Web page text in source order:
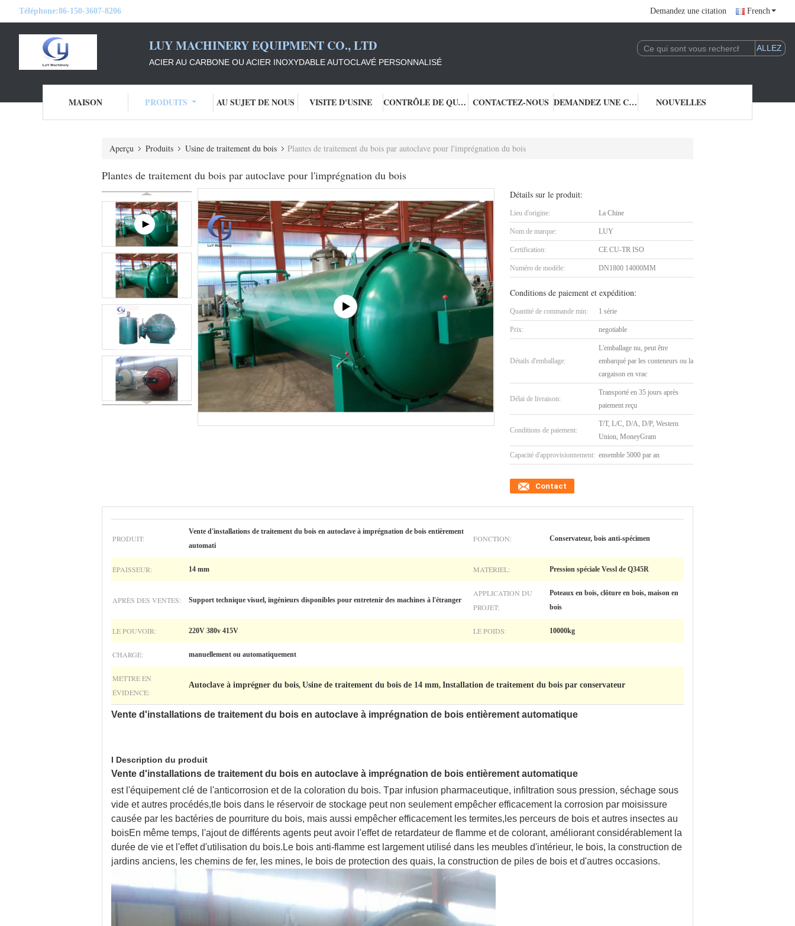
Téléphone:86-150-3607-8206 Demandez une citation French
LUY MACHINERY EQUIPMENT CO., LTD
ACIER AU CARBONE OU ACIER INOXYDABLE AUTOCLAVÉ PERSONNALISÉ
MAISON PRODUITS AU SUJET DE NOUS VISITE D'USINE CONTRÔLE DE QUALITÉ CONTACTEZ-NOUS DEMANDEZ UNE CITATION NOUVELLES
Aperçu Produits Usine de traitement du bois Plantes de traitement du bois par autoclave pour l'imprégnation du bois
Plantes de traitement du bois par autoclave pour l'imprégnation du bois
Détails sur le produit:
Lieu d'origine: La Chine
Nom de marque: LUY
Certification: CE CU-TR ISO
Numéro de modèle: DN1800 14000MM
Conditions de paiement et expédition:
Quantité de commande min: 1 série
Prix: negotiable
Détails d'emballage:
L'emballage nu, peut être
embarqué par les conteneurs ou la
cargaison en vrac
Délai de livraison:
Transporté en 35 jours après
paiement reçu
Conditions de paiement:
T/T, L/C, D/A, D/P, Western
Union, MoneyGram
Capacité d'approvisionnement: ensemble 5000 par an
Contact
PRODUIT:
Vente d'installations de traitement du bois en autoclave à imprégnation de bois entièrement
automati
FONCTION: Conservateur, bois anti-spécimen
ÉPAISSEUR: 14 mm MATÉRIEL: Pression spéciale Vessl de Q345R
APRÈS DES VENTES: Support technique visuel, ingénieurs disponibles pour entretenir des machines à l'étranger
APPLICATION DU
PROJET:
Poteaux en bois, clôture en bois, maison en
bois
LE POUVOIR: 220V 380v 415V LE POIDS: 10000kg
CHARGE: manuellement ou automatiquement
METTRE EN
ÉVIDENCE:
Autoclave à imprégner du bois, Usine de traitement du bois de 14 mm, Installation de traitement du bois par conservateur
Vente d'installations de traitement du bois en autoclave à imprégnation de bois entièrement automatique
I Description du produit
Vente d'installations de traitement du bois en autoclave à imprégnation de bois entièrement automatique
est l'équipement clé de l'anticorrosion et de la coloration du bois. Tpar infusion pharmaceutique, infiltration sous pression, séchage sous
vide et autres procédés,tle bois dans le réservoir de stockage peut non seulement empêcher efficacement la corrosion par moisissure
causée par les bactéries de pourriture du bois, mais aussi empêcher efficacement les termites,les perceurs de bois et autres insectes au
boisEn même temps, l'ajout de différents agents peut avoir l'effet de retardateur de flamme et de colorant, améliorant considérablement la
durée de vie et l'effet d'utilisation du bois. Le bois anti-flamme est largement utilisé dans les meubles d'intérieur, le bois, la construction de
jardins anciens, les chemins de fer, les mines, le bois de protection des quais, la construction de piles de bois et d'autres occasions.